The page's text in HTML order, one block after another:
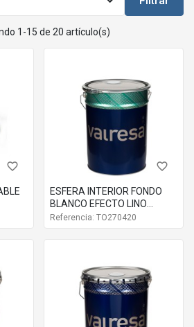
1-15 de 20 artículo(s)
favorite_border favorite_border
ESFERA INTERIOR FONDO
BLANCO EFECTO LINO
270420
Referencia: TO270420